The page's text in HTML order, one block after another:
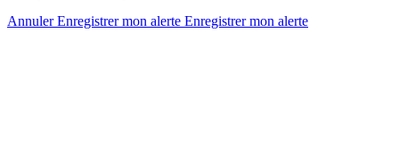
AnnulerEnregistrer mon alerte Enregistrermon alerte